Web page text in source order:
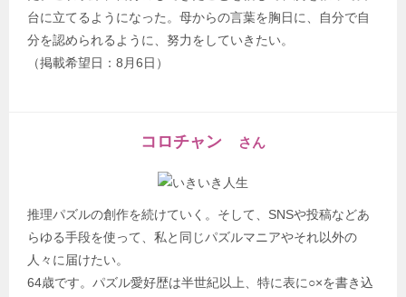
台に立てるようになった。母からの言葉を胸日に、自分で自
分を認められるように、努力をしていきたい。
（掲載希望日：8月6日）
コロチャン さん
推理パズルの創作を続けていく。そして、SNSや投稿などあ
らゆる手段を使って、私と同じパズルマニアやそれ以外の
人々に届けたい。
64歳です。パズル愛好歴は半世紀以上、特に表に○×を書き込